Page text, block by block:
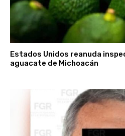
Estados Unidos reanuda
aguacate de Michoacán